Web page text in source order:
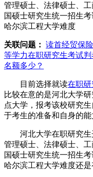
管理硕士、法律硕士、
国硕士研究生统一招生
哈尔滨工程大学难度
关联问题： 读首经贸保
等学力在职研究生考试判
名额多少？
目前选择就读在职研
比较在意的是河北大学
点大学，报考该校研究
于考生的准备和自身的能
河北大学在职研究生
管理硕士、法律硕士、
国硕士研究生统一招生
哈尔滨工程大学难度还